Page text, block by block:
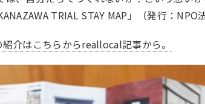
TRIAL STAY MAP」（発行：NPO
紹介はこちらからreallocal記事から。